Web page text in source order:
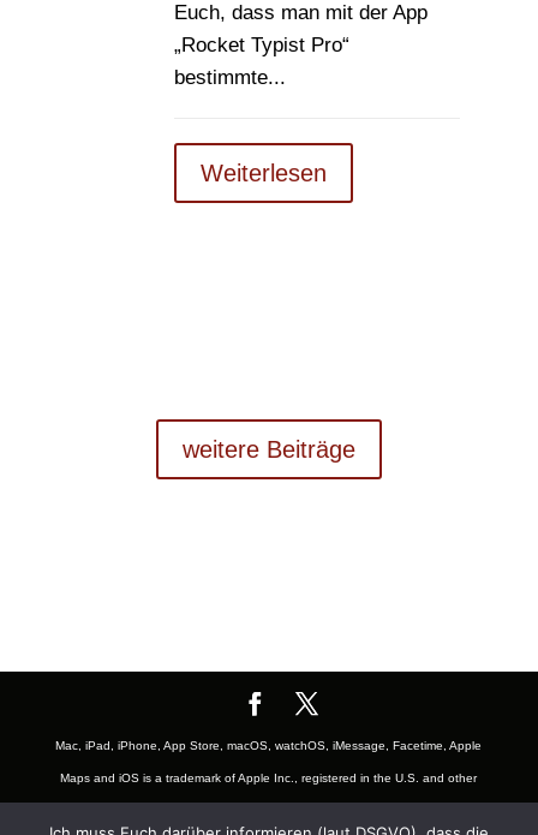
Euch, dass man mit der App
„Rocket Typist Pro“
bestimmte...
Weiterlesen
weitere Beiträge
Mac, iPad, iPhone, App Store, macOS, watchOS, iMessage, Facetime, Apple
Maps and iOS is a trademark of Apple Inc., registered in the U.S. and other